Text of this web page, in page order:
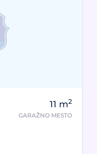
11 m2
GARAŽNO MESTO